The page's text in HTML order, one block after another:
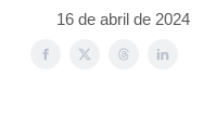
16 de abril de 2024